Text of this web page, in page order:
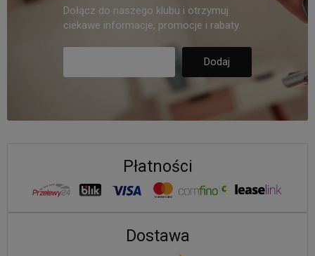
Dołącz do naszego klubu i otrzymuj
ciekawe informacje, promocje i rabaty.
Płatności
Dostawa